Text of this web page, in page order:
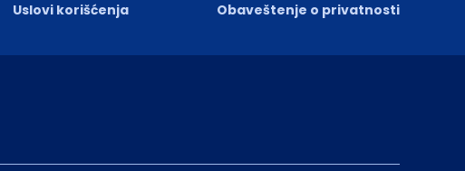
Uslovi korišćenja Obaveštenje o privatnosti